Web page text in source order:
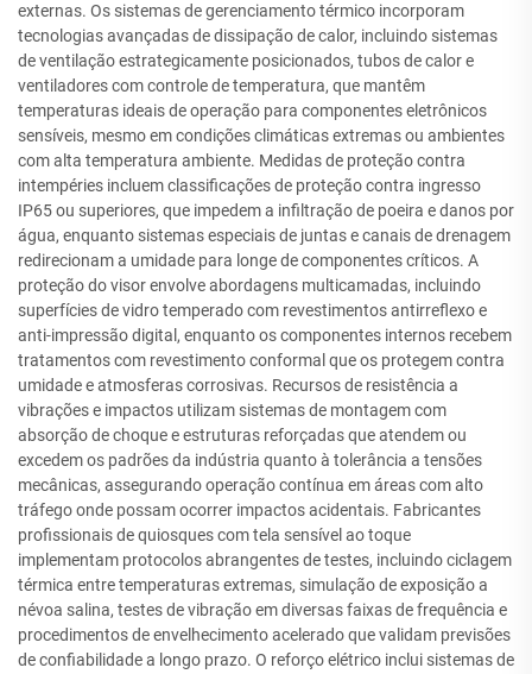
externas. Os sistemas de gerenciamento térmico incorporam
tecnologias avançadas de dissipação de calor, incluindo sistemas
de ventilação estrategicamente posicionados, tubos de calor e
ventiladores com controle de temperatura, que mantêm
temperaturas ideais de operação para componentes eletrônicos
sensíveis, mesmo em condições climáticas extremas ou ambientes
com alta temperatura ambiente. Medidas de proteção contra
intempéries incluem classificações de proteção contra ingresso
IP65 ou superiores, que impedem a infiltração de poeira e danos por
água, enquanto sistemas especiais de juntas e canais de drenagem
redirecionam a umidade para longe de componentes críticos. A
proteção do visor envolve abordagens multicamadas, incluindo
superfícies de vidro temperado com revestimentos antirreflexo e
anti-impressão digital, enquanto os componentes internos recebem
tratamentos com revestimento conformal que os protegem contra
umidade e atmosferas corrosivas. Recursos de resistência a
vibrações e impactos utilizam sistemas de montagem com
absorção de choque e estruturas reforçadas que atendem ou
excedem os padrões da indústria quanto à tolerância a tensões
mecânicas, assegurando operação contínua em áreas com alto
tráfego onde possam ocorrer impactos acidentais. Fabricantes
profissionais de quiosques com tela sensível ao toque
implementam protocolos abrangentes de testes, incluindo ciclagem
térmica entre temperaturas extremas, simulação de exposição a
névoa salina, testes de vibração em diversas faixas de frequência e
procedimentos de envelhecimento acelerado que validam previsões
de confiabilidade a longo prazo. O reforço elétrico inclui sistemas de